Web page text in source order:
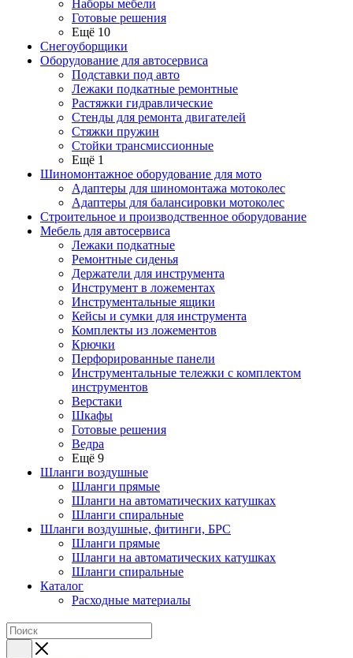
Наборы мебели
Готовые решения
Ещё 10
Снегоуборщики
Оборудование для автосервиса
Подставки под авто
Лежаки подкатные ремонтные
Растяжки гидравлические
Стенды для ремонта двигателей
Стяжки пружин
Стойки трансмиссионные
Ещё 1
Шиномонтажное оборудование для мото
Адаптеры для шиномонтажа мотоколес
Адаптеры для балансировки мотоколес
Строительное и производственное оборудование
Мебель для автосервиса
Лежаки подкатные
Ремонтные сиденья
Держатели для инструмента
Инструмент в ложементах
Инструментальные ящики
Кейсы и сумки для инструмента
Комплекты из ложементов
Крючки
Перфорированные панели
Инструментальные тележки с комплектом
инструментов
Верстаки
Шкафы
Готовые решения
Ведра
Ещё 9
Шланги воздушные
Шланги прямые
Шланги на автоматических катушках
Шланги спиральные
Шланги воздушные, фитинги, БРС
Шланги прямые
Шланги на автоматических катушках
Шланги спиральные
Каталог
Расходные материалы